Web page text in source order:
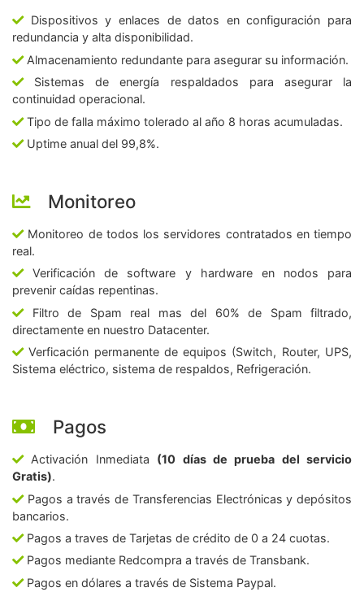
Dispositivos y enlaces de datos en configuración para
redundancia y alta disponibilidad.
Almacenamiento redundante para asegurar su información.
Sistemas de energía respaldados para asegurar la
continuidad operacional.
Tipo de falla máximo tolerado al año 8 horas acumuladas.
Uptime anual del 99,8%.
Monitoreo
Monitoreo de todos los servidores contratados en tiempo
real.
Verificación de software y hardware en nodos para
prevenir caídas repentinas.
Filtro de Spam real mas del 60% de Spam filtrado,
directamente en nuestro Datacenter.
Verficación permanente de equipos (Switch, Router, UPS,
Sistema eléctrico, sistema de respaldos, Refrigeración.
Pagos
Activación Inmediata (10 días de prueba del servicio
Gratis).
Pagos a través de Transferencias Electrónicas y depósitos
bancarios.
Pagos a traves de Tarjetas de crédito de 0 a 24 cuotas.
Pagos mediante Redcompra a través de Transbank.
Pagos en dólares a través de Sistema Paypal.